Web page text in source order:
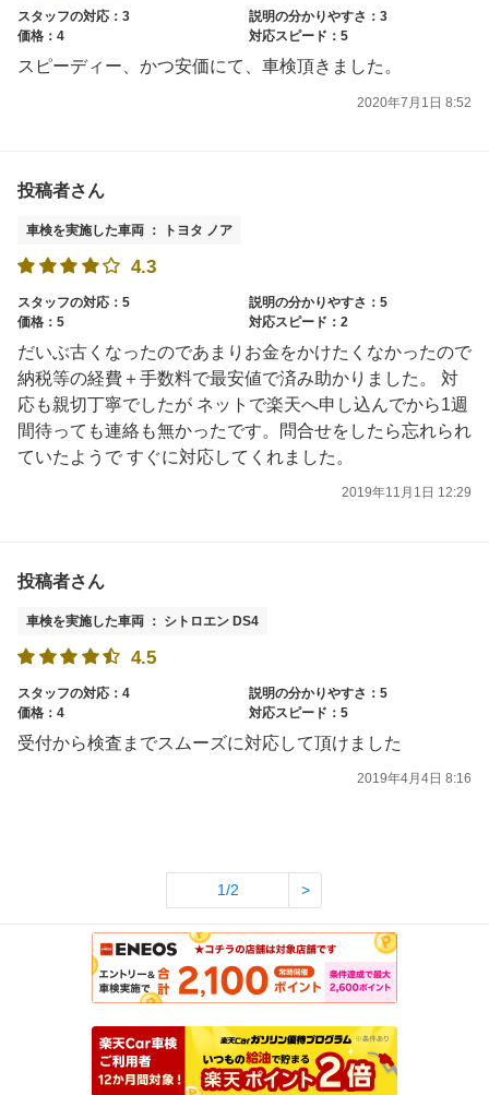
スタッフの対応：3
説明の分かりやすさ：3
価格：4
対応スピード：5
スピーディー、かつ安価にて、車検頂きました。
2020年7月1日 8:52
投稿者さん
車検を実施した車両 ： トヨタ ノア
4.3
スタッフの対応：5
説明の分かりやすさ：5
価格：5
対応スピード：2
だいぶ古くなったのであまりお金をかけたくなかったので
納税等の経費＋手数料で最安値で済み助かりました。 対
応も親切丁寧でしたが ネットで楽天へ申し込んでから1週
間待っても連絡も無かったです。問合せをしたら忘れられ
ていたようで すぐに対応してくれました。
2019年11月1日 12:29
投稿者さん
車検を実施した車両 ： シトロエン DS4
4.5
スタッフの対応：4
説明の分かりやすさ：5
価格：4
対応スピード：5
受付から検査までスムーズに対応して頂けました
2019年4月4日 8:16
1/2 >